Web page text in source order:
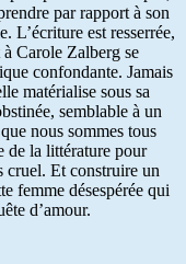
par rapport à son
L’écriture est resserrée,
à Carole Zalberg se
confondante. Jamais
matérialise sous sa
semblable à un
nous sommes tous
de la littérature pour
cruel. Et construire un
femme désespérée qui
d’amour.